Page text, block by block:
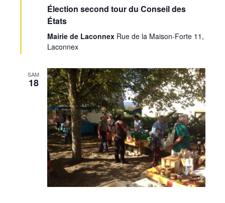
avant
Élection second tour du Conseil des
États
Mairie de Laconnex Rue de la Maison-Forte 11,
Laconnex
SAM
18